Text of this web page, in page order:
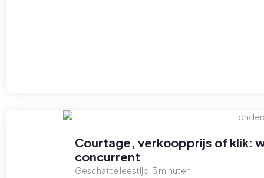
Courtage, verkoopprijs of klik:
concurrent
Geschatte leestijd: 3 minuten